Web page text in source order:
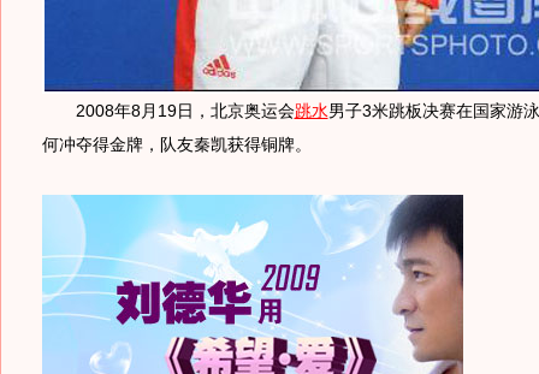
2008年8月19日，北京奥运会跳水男子3米跳板决赛在国家游
何冲夺得金牌，队友秦凯获得铜牌。